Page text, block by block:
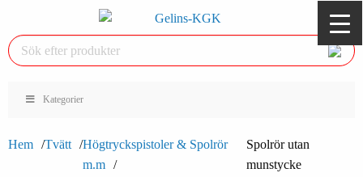
Kategorier
Hem Tvätt
Högtryckspistoler & Spolrör
m.m
Spolrör utan
munstycke